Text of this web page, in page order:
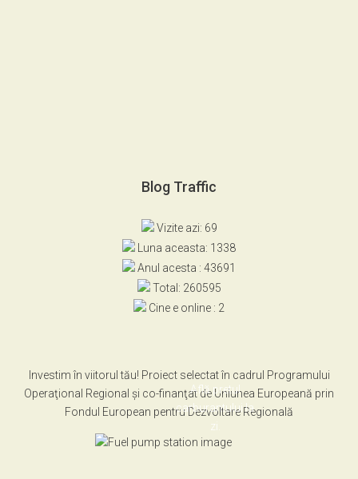
Blog Traffic
Vizite azi: 69
Luna aceasta: 1338
Anul acesta : 43691
Total: 260595
Cine e online : 2
Investim în viitorul tău! Proiect selectat în cadrul Programului
Operaţional Regional şi co-finanţat de Uniunea Europeană prin
Fondul European pentru Dezvoltare Regională
Află pretul
carburantului la
zi.